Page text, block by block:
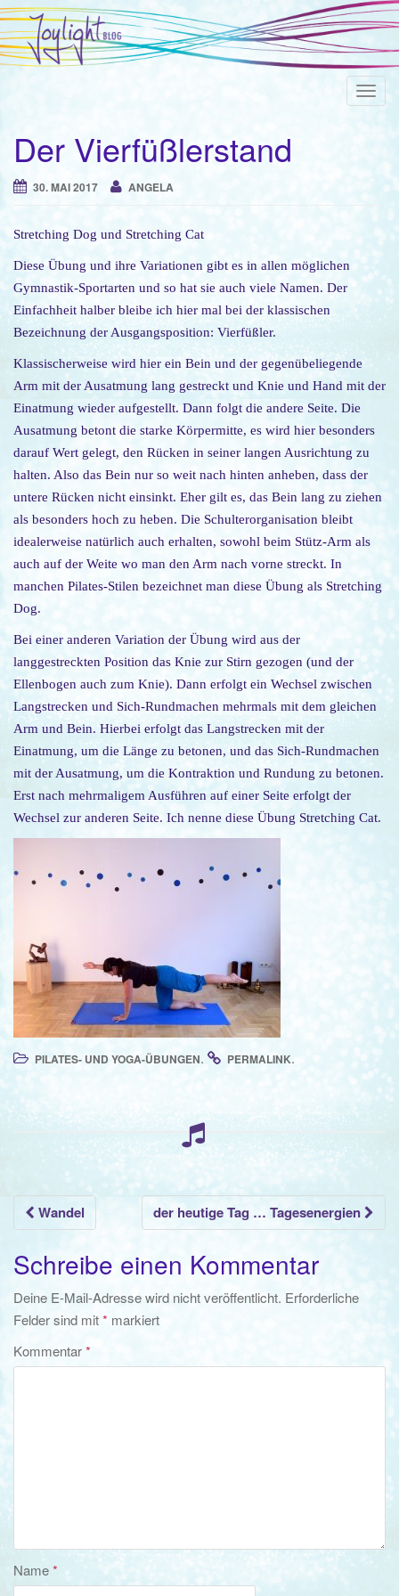
T
n
Der Vierfüßlerstand
30. MAI 2017 ANGELA
Stretching Dog und Stretching Cat
Diese Übung und ihre Variationen gibt es in allen möglichen
Gymnastik-Sportarten und so hat sie auch viele Namen. Der
Einfachheit halber bleibe ich hier mal bei der klassischen
Bezeichnung der Ausgangsposition: Vierfüßler.
Klassischerweise wird hier ein Bein und der gegenübeliegende
Arm mit der Ausatmung lang gestreckt und Knie und Hand mit der
Einatmung wieder aufgestellt. Dann folgt die andere Seite. Die
Ausatmung betont die starke Körpermitte, es wird hier besonders
darauf Wert gelegt, den Rücken in seiner langen Ausrichtung zu
halten. Also das Bein nur so weit nach hinten anheben, dass der
untere Rücken nicht einsinkt. Eher gilt es, das Bein lang zu ziehen
als besonders hoch zu heben. Die Schulterorganisation bleibt
idealerweise natürlich auch erhalten, sowohl beim Stütz-Arm als
auch auf der Weite wo man den Arm nach vorne streckt. In
manchen Pilates-Stilen bezeichnet man diese Übung als Stretching
Dog.
Bei einer anderen Variation der Übung wird aus der
langgestreckten Position das Knie zur Stirn gezogen (und der
Ellenbogen auch zum Knie). Dann erfolgt ein Wechsel zwischen
Langstrecken und Sich-Rundmachen mehrmals mit dem gleichen
Arm und Bein. Hierbei erfolgt das Langstrecken mit der
Einatmung, um die Länge zu betonen, und das Sich-Rundmachen
mit der Ausatmung, um die Kontraktion und Rundung zu betonen.
Erst nach mehrmaligem Ausführen auf einer Seite erfolgt der
Wechsel zur anderen Seite. Ich nenne diese Übung Stretching Cat.
PILATES- UND YOGA-ÜBUNGEN. PERMALINK.
Beitrags-
Navigation
Wandel der heutige Tag … Tagesenergien
Schreibe einen Kommentar
Deine E-Mail-Adresse wird nicht veröffentlicht. Erforderliche
Felder sind mit* markiert
Kommentar*
Name*